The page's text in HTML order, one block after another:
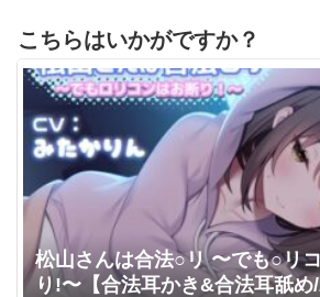
こちらはいかがですか？
松山さんは合法○リ 〜でも○リ
り!〜【合法耳かき&合法耳舐め